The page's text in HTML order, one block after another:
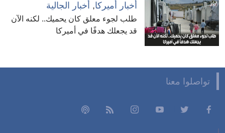
أخبار أميركا, أخبار الجالية
طلب لجوء معلق كان يحميك.. لكنه الآن
قد يجعلك هدفًا في أميركا
تواصلوا معنا